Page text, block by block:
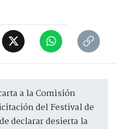
del Festival de
declarar desierta la